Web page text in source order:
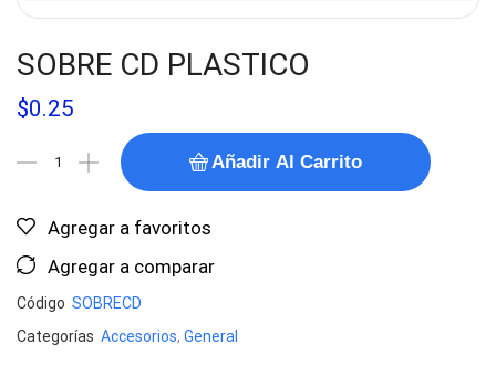
SOBRE CD PLASTICO
$0.25
Añadir Al Carrito
Agregar a favoritos
Agregar a comparar
Código SOBRECD
Categorías Accesorios, General